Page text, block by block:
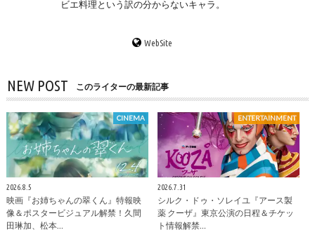
ビエ料理という訳の分からないキャラ。
WebSite
NEW POST このライターの最新記事
CINEMA
2026.8.5
映画『お姉ちゃんの翠くん』特報映
像＆ポスタービジュアル解禁！久間
田琳加、松本…
ENTERTAINMENT
2026.7.31
シルク・ドゥ・ソレイユ『アース製
薬 クーザ』東京公演の日程＆チケッ
ト情報解禁…